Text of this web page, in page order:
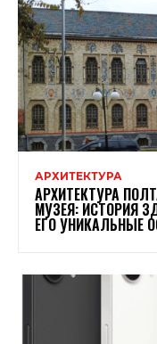
АРХИТЕКТУРА
АРХИТЕКТУРА
МУЗЕЯ: ИСТОРИЯ
ЕГО УНИКАЛЬНЫЕ